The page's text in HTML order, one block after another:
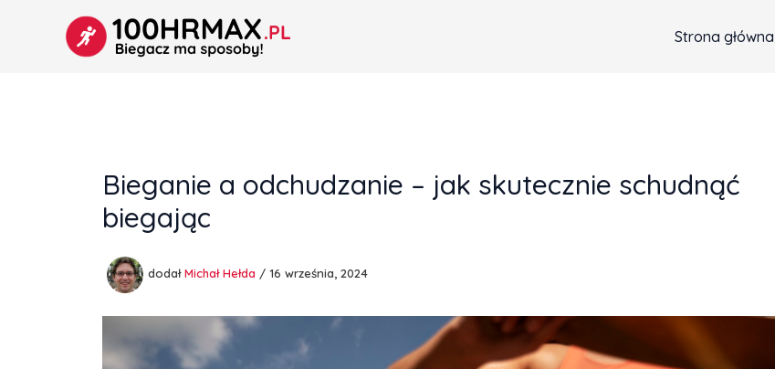
Strona główna
Bieganie a odchudzanie – jak skutecznie schudnąć
biegając
dodał Michał Hełda / 16 września, 2024